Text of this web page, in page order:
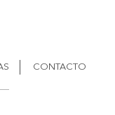
CONTACTO